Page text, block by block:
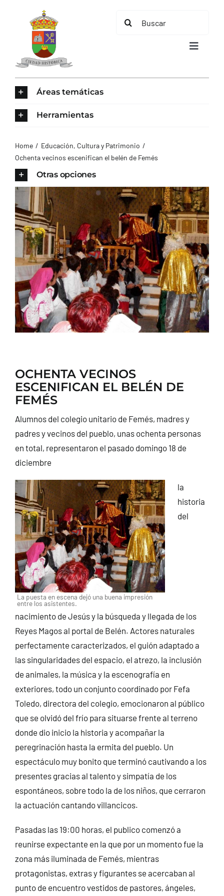
contenido
Buscar:
Toggle
AYUNTAMIENTO
TURISMO
CONTACTO
Áreas temáticas
Herramientas
Home
Educación, Cultura y Patrimonio
Ochenta vecinos escenifican el belén de Femés
Otras opciones
OCHENTA VECINOS
ESCENIFICAN EL BELÉN DE
FEMÉS
Alumnos del colegio unitario de Femés, madres y
padres y vecinos del pueblo, unas ochenta personas
en total, representaron el pasado domingo 18 de
diciembre
La puesta en escena dejó una buena impresión
entre los asistentes.
la
historia
del
nacimiento de Jesús y la búsqueda y llegada de los
Reyes Magos al portal de Belén. Actores naturales
perfectamente caracterizados, el guión adaptado a
las singularidades del espacio, el atrezo, la inclusión
de animales, la música y la escenografía en
exteriores, todo un conjunto coordinado por Fefa
Toledo, directora del colegio, emocionaron al público
que se olvidó del frío para situarse frente al terreno
donde dio inicio la historia y acompañar la
peregrinación hasta la ermita del pueblo. Un
espectáculo muy bonito que terminó cautivando a los
presentes gracias al talento y simpatía de los
espontáneos, sobre todo la de los niños, que cerraron
la actuación cantando villancicos.
Pasadas las 19:00 horas, el publico comenzó a
reunirse expectante en la que por un momento fue la
zona más iluminada de Femés, mientras
protagonistas, extras y figurantes se acercaban al
punto de encuentro vestidos de pastores, ángeles,